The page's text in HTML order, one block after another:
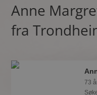
Anne
fra
73